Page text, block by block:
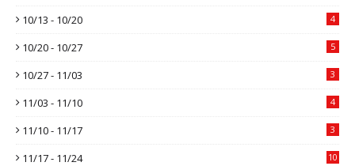
10/13 - 10/20 4
10/20 - 10/27 5
10/27 - 11/03 3
11/03 - 11/10 4
11/10 - 11/17 3
11/17 - 11/24 10